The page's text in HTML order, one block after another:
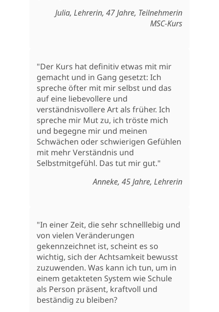
Julia, Lehrerin, 47 Jahre, Teilnehmerin
MSC-Kurs
"Der Kurs hat definitiv etwas mit mir
gemacht und in Gang gesetzt: Ich
spreche öfter mit mir selbst und das
auf eine liebevollere und
verständnisvollere Art als früher. Ich
spreche mir Mut zu, ich tröste mich
und begegne mir und meinen
Schwächen oder schwierigen Gefühlen
mit mehr Verständnis und
Selbstmitgefühl. Das tut mir gut."
Anneke, 45 Jahre, Lehrerin
"In einer Zeit, die sehr schnelllebig und
von vielen Veränderungen
gekennzeichnet ist, scheint es so
wichtig, sich der Achtsamkeit bewusst
zuzuwenden. Was kann ich tun, um in
einem getakteten System wie Schule
als Person präsent, kraftvoll und
beständig zu bleiben?